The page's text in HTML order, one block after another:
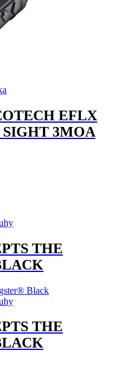
EFLX
3MOA
THE
THE